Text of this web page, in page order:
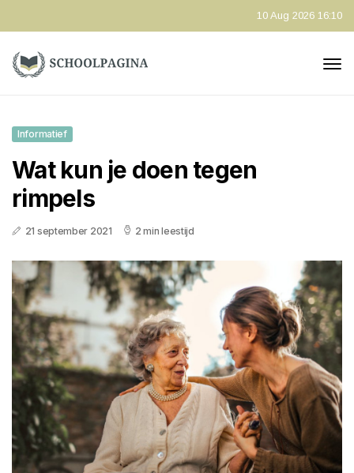
10 Aug 2026 16:10
Informatief
Wat kun je doen tegen
rimpels
21 september 2021 2 min leestijd